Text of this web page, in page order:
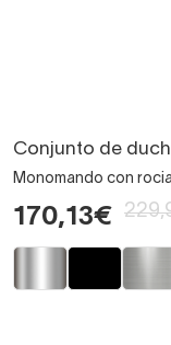
Conjunto de
Monomando con
170,13€